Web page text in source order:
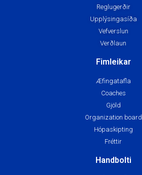
Reglugerðir
Upplýsingasíða
Vefverslun
Verðlaun
Fimleikar
Æfingatafla
Coaches
Gjöld
Organization board
Hópaskipting
Fréttir
Handbolti